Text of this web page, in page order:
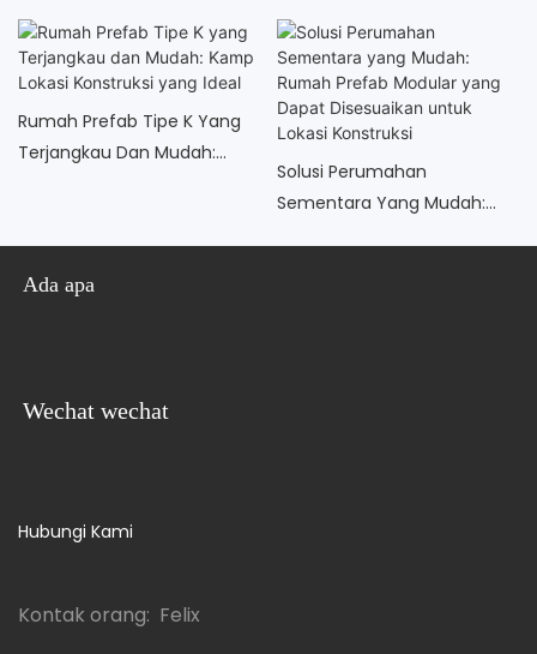
Rumah Prefab Tipe K Yang
Terjangkau Dan Mudah:
Solusi Perumahan
Sementara Yang Mudah:
Ada apa
Wechat wechat
Hubungi Kami
Kontak orang: Felix